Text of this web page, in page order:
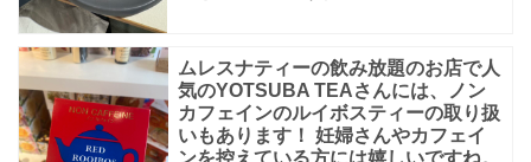
に
上
げ
る
ムレスナティーの飲み放題のお店で人
気のYOTSUBA TEAさんには、ノン
カフェインのルイボスティーの取り扱
いもあります！ 妊婦さんやカフェイ